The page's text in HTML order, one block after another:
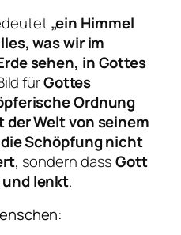
„ein Himmel
was wir im
sehen, in Gottes
fürGottes
Ordnung
der Welt von seinem
die Schöpfung nicht
, sondern dassGott
lenkt.